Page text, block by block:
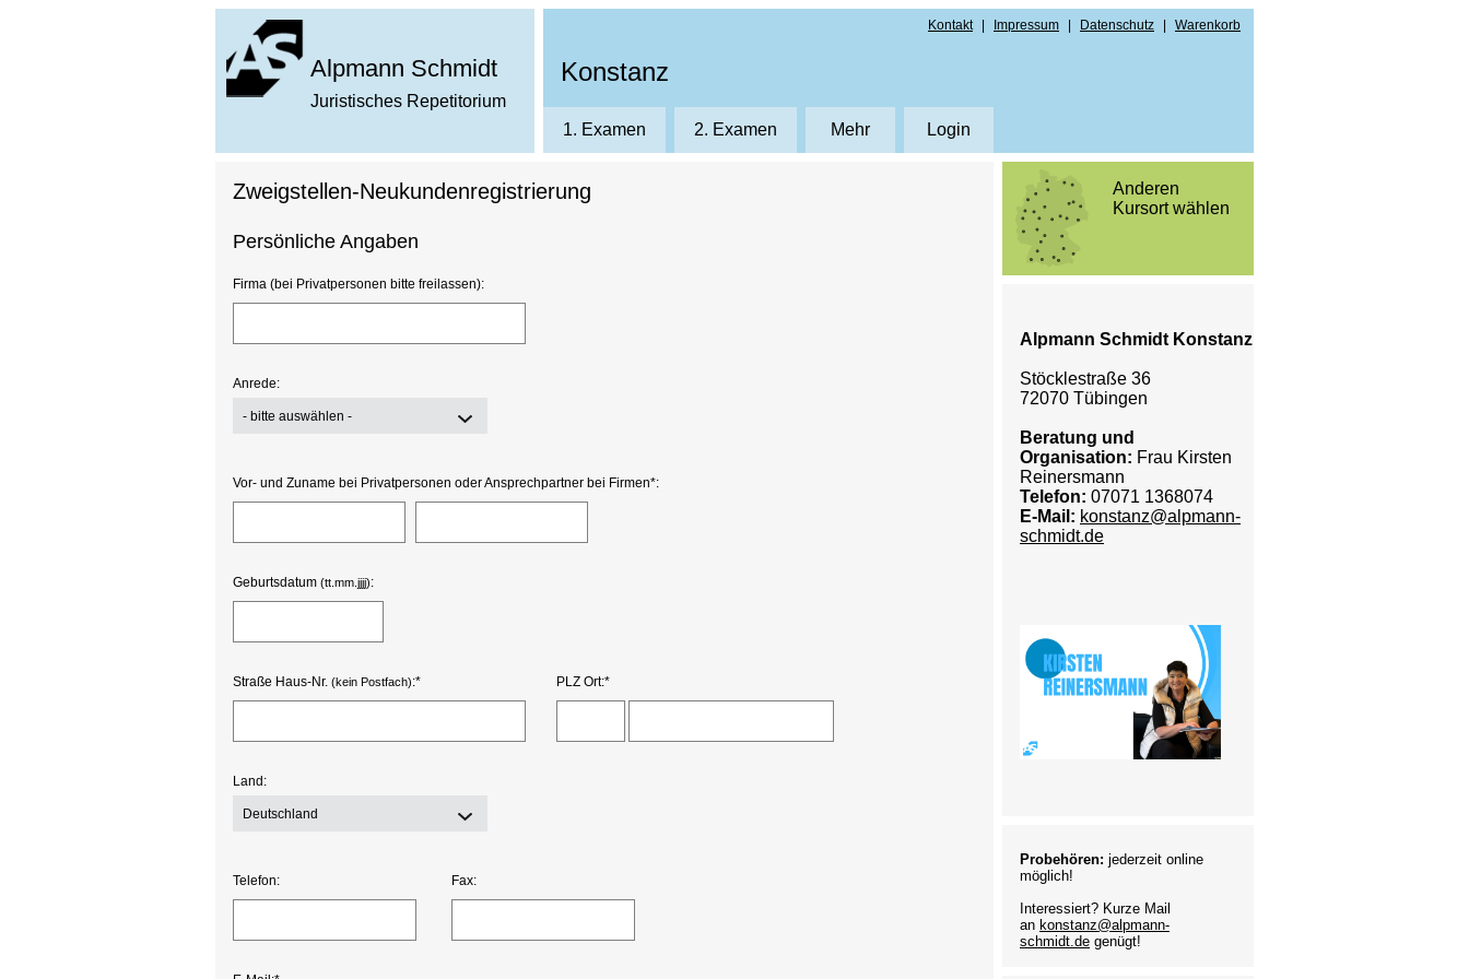
Alpmann Schmidt
Juristisches Repetitorium
Kontakt Impressum Datenschutz Warenkorb
Konstanz
1. Examen 2. Examen Mehr Login
Neukundenregistrierung
Zweigstellen-Neukundenregistrierung
Persönliche Angaben
Firma (bei Privatpersonen bitte freilassen):
Anrede:
- bitte auswählen -
Vor- und Zuname bei Privatpersonen oder Ansprechpartner bei Firmen*:
Geburtsdatum (tt.mm.jjjj):
Straße Haus-Nr. (kein Postfach):* PLZ Ort:*
Land:
Deutschland
Telefon: Fax:
Anderen
Kursort wählen
Alpmann Schmidt Konstanz
Stöcklestraße 36
72070 Tübingen
Beratung und
Organisation: Frau Kirsten
Reinersmann
Telefon: 07071 1368074
E-Mail: konstanz@alpmann-
schmidt.de
Probehören: jederzeit online
möglich!
Interessiert? Kurze Mail
an konstanz@alpmann-
schmidt.de genügt!